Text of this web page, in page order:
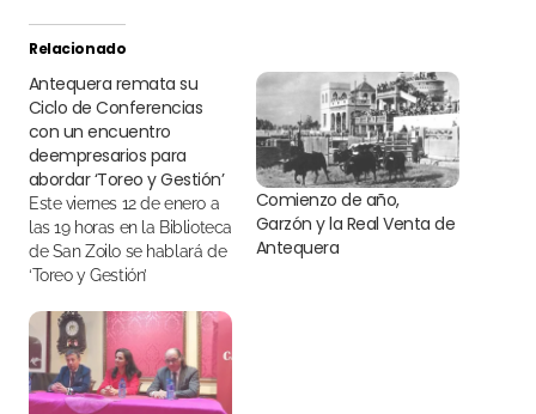
Relacionado
Antequera remata su
Ciclo de Conferencias
con un encuentro
deempresarios para
abordar ‘Toreo y Gestión’
Este viernes 12 de enero a
las 19 horas en la Biblioteca
de San Zoilo se hablará de
‘Toreo y Gestión’
Comienzo de año,
Garzón y la Real Venta de
Antequera